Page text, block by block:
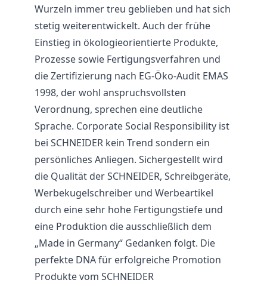
Wurzeln immer treu geblieben und hat sich
stetig weiterentwickelt. Auch der frühe
Einstieg in ökologieorientierte Produkte,
Prozesse sowie Fertigungsverfahren und
die Zertifizierung nach EG-Öko-Audit EMAS
1998, der wohl anspruchsvollsten
Verordnung, sprechen eine deutliche
Sprache. Corporate Social Responsibility ist
bei SCHNEIDER kein Trend sondern ein
persönliches Anliegen. Sichergestellt wird
die Qualität der SCHNEIDER, Schreibgeräte,
Werbekugelschreiber und Werbeartikel
durch eine sehr hohe Fertigungstiefe und
eine Produktion die ausschließlich dem
„Made in Germany“ Gedanken folgt. Die
perfekte DNA für erfolgreiche Promotion
Produkte vom SCHNEIDER